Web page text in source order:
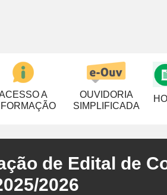
A
OUVIDORIA
SIMPLIFICADA
de Edital de
2026